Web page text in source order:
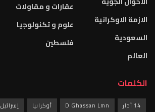
الازمة الاوكرانية
السعودية
العالم
عقارات و مقاولات
علوم و تكنولوجيا
فلسطين
الكلمات
14 آذار D Ghassan Lmn أوكرانيا إسرائيل